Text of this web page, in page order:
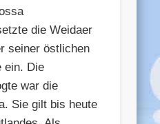
die Weidaer
seiner östlichen
ein. Die
war die
Sie gilt bis heute